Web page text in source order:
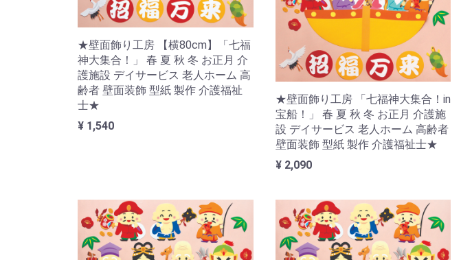
★壁面飾り工房 【横80cm】「七福
神大集合！」 春 夏 秋 冬 お正月 介
護施設 デイサービス 老人ホーム 高
齢者 壁面装飾 型紙 製作 介護福祉
士★
¥ 1,540
★壁面飾り工房 「七福神大集合！in
宝船！」 春 夏 秋 冬 お正月 介護施
設 デイサービス 老人ホーム 高齢者
壁面装飾 型紙 製作 介護福祉士★
¥ 2,090